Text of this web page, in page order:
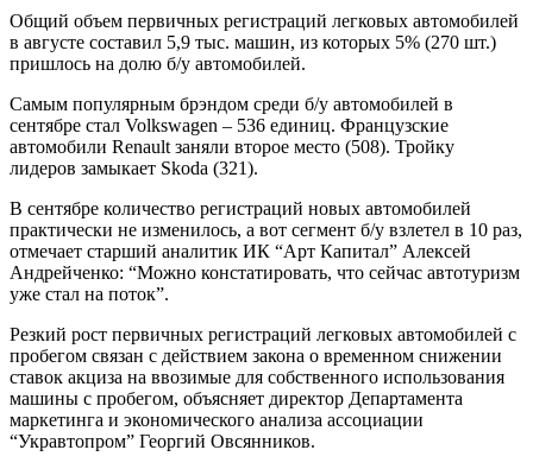
Общий объем первичных регистраций легковых автомобилей
в августе составил 5,9 тыс. машин, из которых 5% (270 шт.)
пришлось на долю б/у автомобилей.
Самым популярным брэндом среди б/у автомобилей в
сентябре стал Volkswagen – 536 единиц. Французские
автомобили Renault заняли второе место (508). Тройку
лидеров замыкает Skoda (321).
В сентябре количество регистраций новых автомобилей
практически не изменилось, а вот сегмент б/у взлетел в 10 раз,
отмечает старший аналитик ИК “Арт Капитал” Алексей
Андрейченко: “Можно констатировать, что сейчас автотуризм
уже стал на поток”.
Резкий рост первичных регистраций легковых автомобилей с
пробегом связан с действием закона о временном снижении
ставок акциза на ввозимые для собственного использования
машины с пробегом, объясняет директор Департамента
маркетинга и экономического анализа ассоциации
“Укравтопром” Георгий Овсянников.